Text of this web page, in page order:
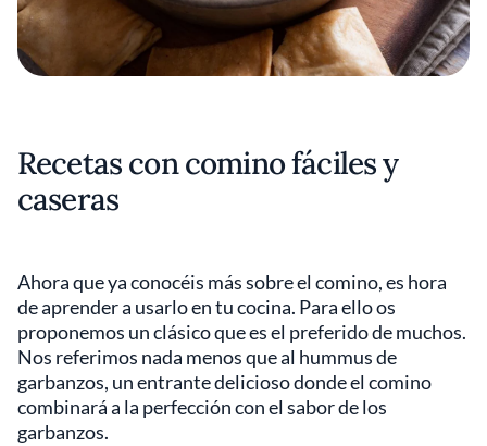
Recetas con comino fáciles y
caseras
Ahora que ya conocéis más sobre el comino, es hora
de aprender a usarlo en tu cocina. Para ello os
proponemos un clásico que es el preferido de muchos.
Nos referimos nada menos que al hummus de
garbanzos, un entrante delicioso donde el comino
combinará a la perfección con el sabor de los
garbanzos.